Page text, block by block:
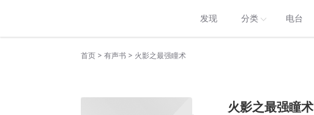
发现 分类 电台
首页 > 有声书 > 火影之最强瞳术
火影之最强瞳术